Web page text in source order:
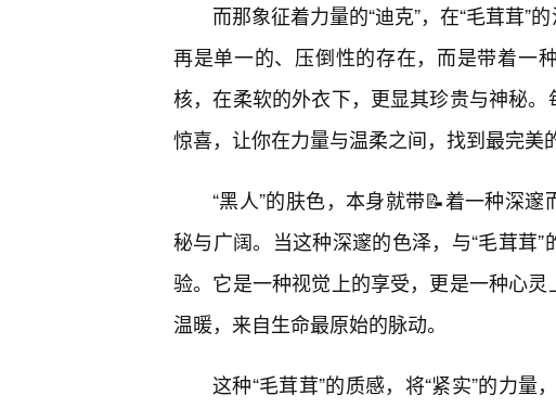
而那象征着力量的“迪克”，在“毛茸茸”
再是单一的、压倒性的存在，而是带着一
核，在柔软的外衣下，更显其珍贵与神秘
惊喜，让你在力量与温柔之间，找到最完美
“黑人”的肤色，本身就带📝着一种深
秘与广阔。当这种深邃的色泽，与“毛茸茸
验。它是一种视觉上的享受，更是一种心
温暖，来自生命最原始的脉动。
这种“毛茸茸”的质感，将“紧实”的力量